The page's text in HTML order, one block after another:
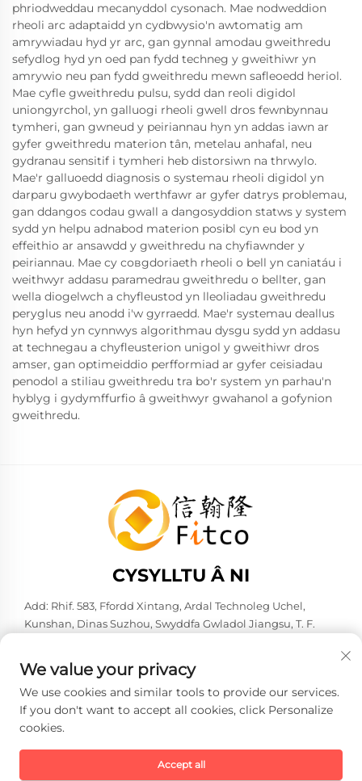
phriodweddau mecanyddol cysonach. Mae nodweddion
rheoli arc adaptaidd yn cydbwysio'n awtomatig am
amrywiadau hyd yr arc, gan gynnal amodau gweithredu
sefydlog hyd yn oed pan fydd techneg y gweithiwr yn
amrywio neu pan fydd gweithredu mewn safleoedd heriol.
Mae cyfle gweithredu pulsu, sydd dan reoli digidol
uniongyrchol, yn galluogi rheoli gwell dros fewnbynnau
tymheri, gan gwneud y peiriannau hyn yn addas iawn ar
gyfer gweithredu materion tân, metelau anhafal, neu
gydranau sensitif i tymheri heb distorsiwn na thrwylo.
Mae'r galluoedd diagnosis o systemau rheoli digidol yn
darparu gwybodaeth werthfawr ar gyfer datrys problemau,
gan ddangos codau gwall a dangosyddion statws y system
sydd yn helpu adnabod materion posibl cyn eu bod yn
effeithio ar ansawdd y gweithredu na chyfiawnder y
peiriannau. Mae cy совgdoriaeth rheoli o bell yn caniatáu i
weithwyr addasu paramedrau gweithredu o bellter, gan
wella diogelwch a chyfleustod yn lleoliadau gweithredu
peryglus neu anodd i'w gyrraedd. Mae'r systemau deallus
hyn hefyd yn cynnwys algorithmau dysgu sydd yn addasu
at technegau a chyfleusterion unigol y gweithiwr dros
amser, gan optimeiddio perfformiad ar gyfer ceisiadau
penodol a stiliau gweithredu tra bo'r system yn parhau'n
hyblyg i gydymffurfio â gweithwyr gwahanol a gofynion
gweithredu.
CYSYLLTU Â NI
Add: Rhif. 583, Ffordd Xintang, Ardal Technoleg Uchel,
Kunshan, Dinas Suzhou, Swyddfa Gwladol Jiangsu, T. F.
Ffôn: +86-137 6186 0079
E-bost: [email protected]
Cediged yr holl hawliau. -Polisi Preifatrwydd
We value your privacy
We use cookies and similar tools to provide our services.
If you don't want to accept all cookies, click Personalize
cookies.
Accept all